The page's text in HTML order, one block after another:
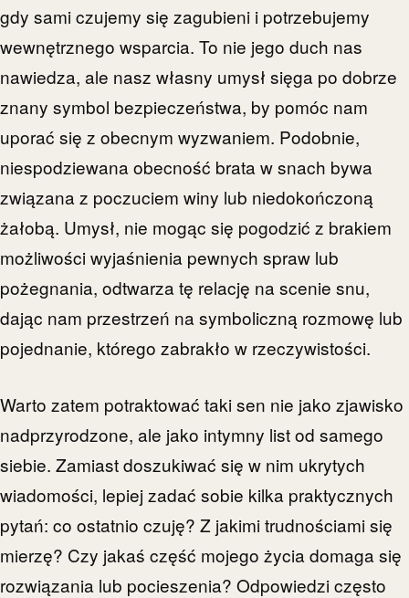
gdy sami czujemy się zagubieni i potrzebujemy
wewnętrznego wsparcia. To nie jego duch nas
nawiedza, ale nasz własny umysł sięga po dobrze
znany symbol bezpieczeństwa, by pomóc nam
uporać się z obecnym wyzwaniem. Podobnie,
niespodziewana obecność brata w snach bywa
związana z poczuciem winy lub niedokończoną
żałobą. Umysł, nie mogąc się pogodzić z brakiem
możliwości wyjaśnienia pewnych spraw lub
pożegnania, odtwarza tę relację na scenie snu,
dając nam przestrzeń na symboliczną rozmowę lub
pojednanie, którego zabrakło w rzeczywistości.
Warto zatem potraktować taki sen nie jako zjawisko
nadprzyrodzone, ale jako intymny list od samego
siebie. Zamiast doszukiwać się w nim ukrytych
wiadomości, lepiej zadać sobie kilka praktycznych
pytań: co ostatnio czuję? Z jakimi trudnościami się
mierzę? Czy jakaś część mojego życia domaga się
rozwiązania lub pocieszenia? Odpowiedzi często